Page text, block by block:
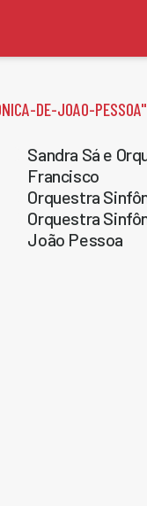
DE-JOAO-PESSOA"
Sandra Sá e
Francisco
Orquestra
Orquestra
João Pessoa